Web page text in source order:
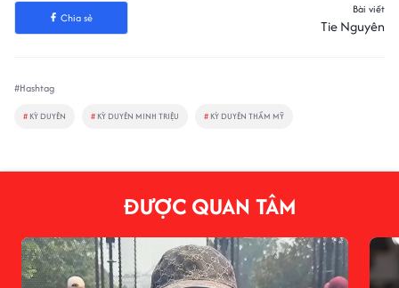
Chia sẻ
Bài viết
Tie Nguyên
#Hashtag
# KỲ DUYÊN # KỲ DUYÊN MINH TRIỆU # KỲ DUYÊN THẨM MỸ
ĐƯỢC QUAN TÂM